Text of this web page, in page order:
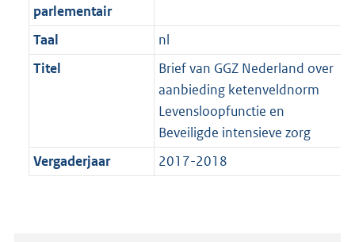
parlementair
Taal
nl
Titel
Brief van GGZ Nederland over
aanbieding ketenveldnorm
Levensloopfunctie en
Beveiligde intensieve zorg
Vergaderjaar
2017-2018